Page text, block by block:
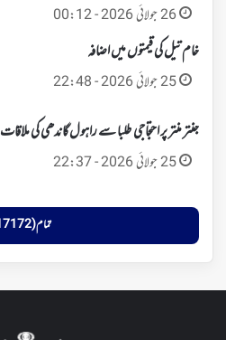
26 جولائی 2026 - 00:12
خام تیل کی قیمتوں میں اضافہ
25 جولائی 2026 - 22:48
جنتر منتر پر احتجاجی طلبا سے راہول گاندھی کی ملاقات
25 جولائی 2026 - 22:37
تمام (17172)